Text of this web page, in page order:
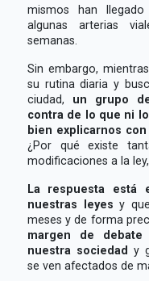
mismos han
algunas arterias
semanas.
Sin embargo,
su rutina diaria y
ciudad, un grupo
contra de lo que ni
bien explicarnos
¿Por qué existe
modificaciones a la
La respuesta está
nuestras leyes y
meses y de forma
margen de
nuestra sociedad y
se ven afectados de